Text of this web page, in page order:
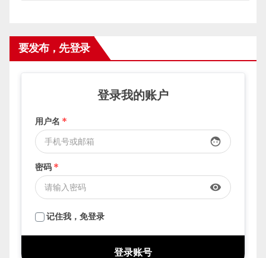
要发布，先登录
登录我的账户
用户名 *
face
密码 *
visibility
记住我，免登录